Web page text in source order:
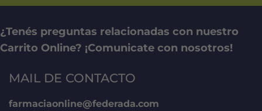
¿Tenés preguntas relacionadas con nuestro
Carrito Online? ¡Comunicate con nosotros!
MAIL DE CONTACTO
farmaciaonline@federada.com